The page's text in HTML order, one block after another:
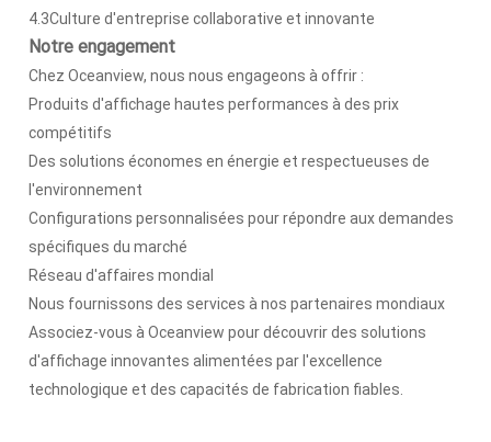
4.3Culture d'entreprise collaborative et innovante
Notre engagement
Chez Oceanview, nous nous engageons à offrir :
Produits d'affichage hautes performances à des prix
compétitifs
Des solutions économes en énergie et respectueuses de
l'environnement
Configurations personnalisées pour répondre aux demandes
spécifiques du marché
Réseau d'affaires mondial
Nous fournissons des services à nos partenaires mondiaux
Associez-vous à Oceanview pour découvrir des solutions
d'affichage innovantes alimentées par l'excellence
technologique et des capacités de fabrication fiables.